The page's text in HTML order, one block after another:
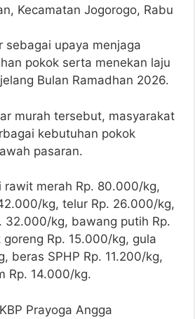
Kecamatan Jogorogo, Rabu
sebagai upaya menjaga
pokok serta menekan laju
Bulan Ramadhan 2026.
murah tersebut, masyarakat
kebutuhan pokok
pasaran.
rawit merah Rp. 80.000/kg,
kg, telur Rp. 26.000/kg,
32.000/kg, bawang putih Rp.
Rp. 15.000/kg, gula
beras SPHP Rp. 11.200/kg,
Rp. 14.000/kg.
Prayoga Angga